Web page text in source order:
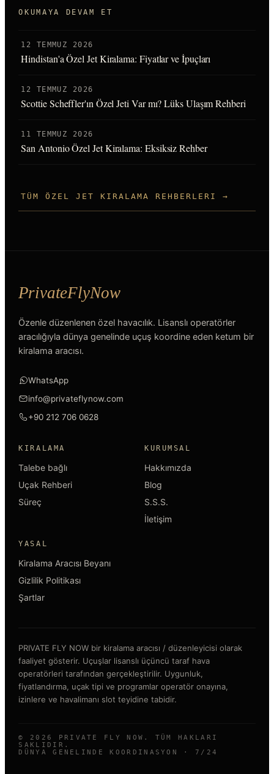
OKUMAYA DEVAM ET
12 TEMMUZ 2026
Hindistan'a Özel Jet Kiralama: Fiyatlar ve İpuçları
12 TEMMUZ 2026
Scottie Scheffler'ın Özel Jeti Var mı? Lüks Ulaşım Rehberi
11 TEMMUZ 2026
San Antonio Özel Jet Kiralama: Eksiksiz Rehber
TÜM ÖZEL JET KIRALAMA REHBERLERI →
Özenle düzenlenen özel havacılık. Lisanslı operatörler
aracılığıyla dünya genelinde uçuş koordine eden ketum bir
kiralama aracısı.
WhatsApp
info@privateflynow.com
+90 212 706 0628
KIRALAMA
Talebe bağlı
Uçak Rehberi
Süreç
KURUMSAL
Hakkımızda
Blog
S.S.S.
İletişim
YASAL
Kiralama Aracısı Beyanı
Gizlilik Politikası
Şartlar
PRIVATE FLY NOW bir kiralama aracısı / düzenleyicisi olarak
faaliyet gösterir. Uçuşlar lisanslı üçüncü taraf hava
operatörleri tarafından gerçekleştirilir. Uygunluk,
fiyatlandırma, uçak tipi ve programlar operatör onayına,
izinlere ve havalimanı slot teyidine tabidir.
© 2026
PRIVATE FLY NOW. TÜM HAKLARI
SAKLIDIR.
DÜNYA GENELINDE KOORDINASYON · 7/24